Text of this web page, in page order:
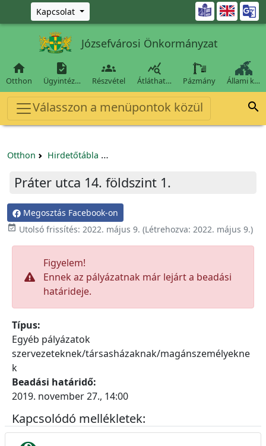
Ugrás a fő tartalomra
Kapcsolat 
Józsefvárosi Önkormányzat

Otthon

Ügyintéz…

Részvétel

Átláthat… Pázmány Állami k…
Válasszon a menüpontok közül 
Otthon Hirdetőtábla
Práter utca 14. földszint 1.
Megosztás Facebook-on
 Utolsó frissítés: 2022. május 9. (Létrehozva: 2022. május 9.)
Figyelem!
Ennek az pályázatnak már lejárt a beadási
határideje.
Típus:
Egyéb pályázatok
szervezeteknek/társasházaknak/magánszemélyekne
k
Beadási határidő:
2019. november 27., 14:00
Kapcsolódó mellékletek: